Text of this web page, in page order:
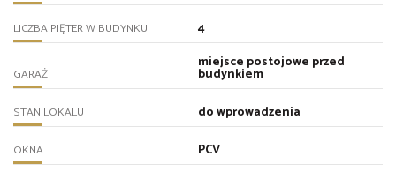
LICZBA PIĘTER W BUDYNKU 4
GARAŻ
miejsce postojowe przed
budynkiem
STAN LOKALU do wprowadzenia
OKNA PCV